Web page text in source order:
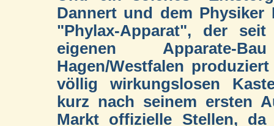
Dannert und dem Physiker
"Phylax-Apparat", der
eigenen
Hagen/Westfalen
völlig wirkungslosen
kurz nach seinem ersten
Markt offizielle Stellen,